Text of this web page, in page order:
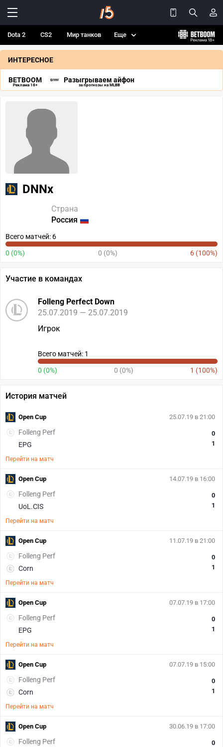
Dota 2 CS2 Мир танков Еще
ИНТЕРЕСНОЕ
BETBOOM
Реклама 18+
Разыгрываем айфон
за прогнозы на MLBB
DNNx
Страна
Россия
Всего матчей: 6
0 (0%) 0 (0%) 6 (100%)
Участие в командах
Folleng Perfect Down
25.07.2019 — 25.07.2019
Игрок
Всего матчей: 1
0 (0%) 0 (0%) 1 (100%)
История матчей
25.07.19 в 21:00
Folleng Perf
EPG
0
1
Перейти на матч
Open Cup
14.07.19 в 16:00
Folleng Perf
UoL.CIS
0
1
Перейти на матч
Open Cup
11.07.19 в 21:00
Folleng Perf
Corn
0
1
Перейти на матч
Open Cup
07.07.19 в 17:00
Folleng Perf
EPG
0
1
Перейти на матч
Open Cup
07.07.19 в 15:00
Folleng Perf
Corn
0
1
Перейти на матч
Open Cup
30.06.19 в 17:00
Folleng Perf
0
Open Cup